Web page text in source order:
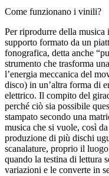
Come funzionano i vinili?
Per riprodurre della
supporto formato da un
fonografica, detta anche
strumento che trasforma
l’energia meccanica del
disco) in un’altra forma di
elettrico. Il compito del
perché ciò sia possibile
stampato secondo una
musica che si vuole, così
produzione di più dischi
scanalature, proprio il
quando la testina di lettura
variazioni e le converte in